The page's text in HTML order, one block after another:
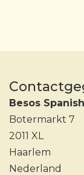
Besos
Botermarkt 7
2011 XL
Haarlem
Nederland